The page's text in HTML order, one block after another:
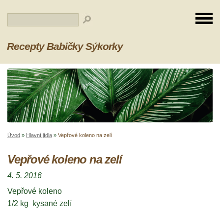
Recepty Babičky Sýkorky
Úvod » Hlavní jídla » Vepřové koleno na zelí
Vepřové koleno na zelí
4. 5. 2016
Vepřové koleno
1/2 kg kysané zelí